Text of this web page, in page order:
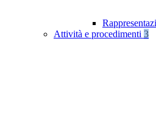
Attività e procedimenti 3